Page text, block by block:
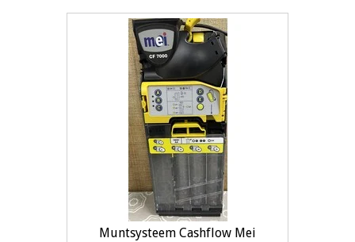
Muntsysteem Cashflow Mei